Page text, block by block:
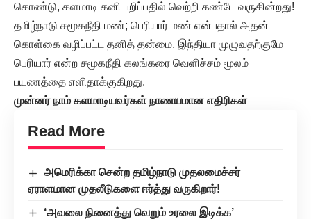
கொண்டு, களமாடி கனி பறிப்பதில் வெற்றி கண்டே வருகின்றது!
தமிழ்நாடு சமூகநீதி மண்; பெரியார் மண் என்பதால் அதன்
கொள்கை வழிப்பட்ட தனித் தன்மை, இந்தியா முழுவதற்குமே
பெரியார் என்ற சமூகநீதி கலங்கரை வெளிச்சம் மூலம்
பயணத்தை எளிதாக்குகிறது.
முன்னர் நாம் களமாடியவர்கள் நாணயமான எதிரிகள்
Read More
அமெரிக்கா சென்ற தமிழ்நாடு முதலமைச்சர்
ஏராளமான முதலீடுகளை ஈர்த்து வருகிறார்!
‘அவலை நினைத்து வெறும் உரலை இடிக்க’